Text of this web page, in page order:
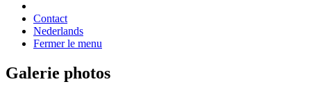
Contact
Nederlands
Fermer le menu
Galerie photos